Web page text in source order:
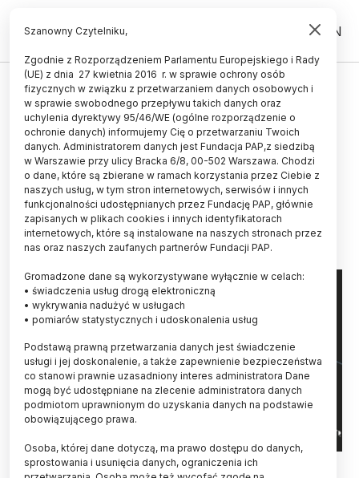
PL EN
NAGRODY
Paweł Wieczorkiewicz z
Politechniki Warszawskiej
zwycięzcą Złotego Medalu Chemii
2021
14.12.2021
aktualizacja: 14.12.2021
3 minuty czytania
Źródło: mat. prasowe
Szanowny Czytelniku,
Zgodnie z Rozporządzeniem Parlamentu Europejskiego i Rady
(UE) z dnia 27 kwietnia 2016 r. w sprawie ochrony osób
fizycznych w związku z przetwarzaniem danych osobowych i
w sprawie swobodnego przepływu takich danych oraz
uchylenia dyrektywy 95/46/WE (ogólne rozporządzenie o
ochronie danych) informujemy Cię o przetwarzaniu Twoich
danych. Administratorem danych jest Fundacja PAP,z siedzibą
w Warszawie przy ulicy Bracka 6/8, 00-502 Warszawa. Chodzi
o dane, które są zbierane w ramach korzystania przez Ciebie z
naszych usług, w tym stron internetowych, serwisów i innych
funkcjonalności udostępnianych przez Fundację PAP, głównie
zapisanych w plikach cookies i innych identyfikatorach
internetowych, które są instalowane na naszych stronach przez
nas oraz naszych zaufanych partnerów Fundacji PAP.
Gromadzone dane są wykorzystywane wyłącznie w celach:
• świadczenia usług drogą elektroniczną
• wykrywania nadużyć w usługach
• pomiarów statystycznych i udoskonalenia usług
Podstawą prawną przetwarzania danych jest świadczenie
usługi i jej doskonalenie, a także zapewnienie bezpieczeństwa
co stanowi prawnie uzasadniony interes administratora Dane
mogą być udostępniane na zlecenie administratora danych
podmiotom uprawnionym do uzyskania danych na podstawie
obowiązującego prawa.
Osoba, której dane dotyczą, ma prawo dostępu do danych,
sprostowania i usunięcia danych, ograniczenia ich